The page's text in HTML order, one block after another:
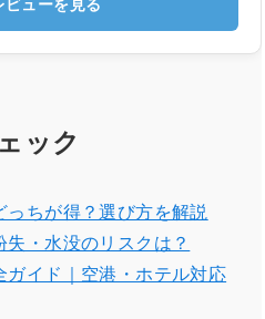
ック
ちが得？選び方を解説
・水没のリスクは？
ガイド｜空港・ホテル対応